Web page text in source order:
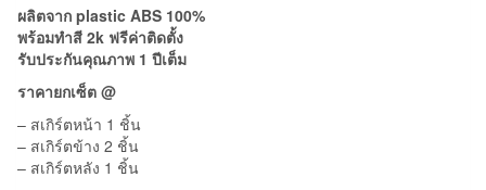
ผลิตจาก plastic ABS 100%
พร้อมทำสี 2k ฟรีค่าติดตั้ง
รับประกันคุณภาพ 1 ปีเต็ม
ราคายกเซ็ต @
– สเกิร์ตหน้า 1 ชิ้น
– สเกิร์ตข้าง 2 ชิ้น
– สเกิร์ตหลัง 1 ชิ้น